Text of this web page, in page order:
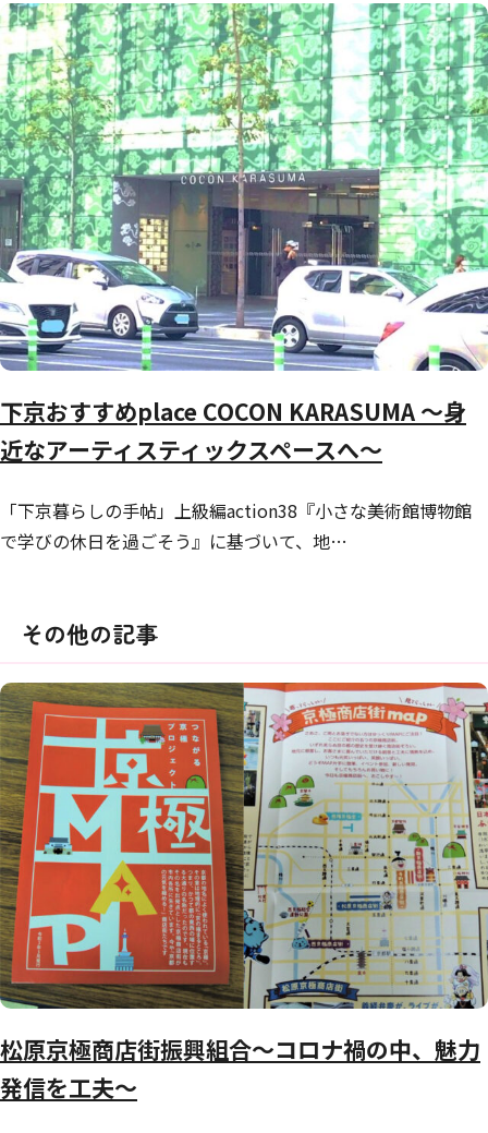
下京おすすめplace COCON KARASUMA ～身
近なアーティスティックスペースへ～
「下京暮らしの手帖」上級編action38『小さな美術館博物館
で学びの休日を過ごそう』に基づいて、地…
その他の記事
松原京極商店街振興組合～コロナ禍の中、魅力
発信を工夫～